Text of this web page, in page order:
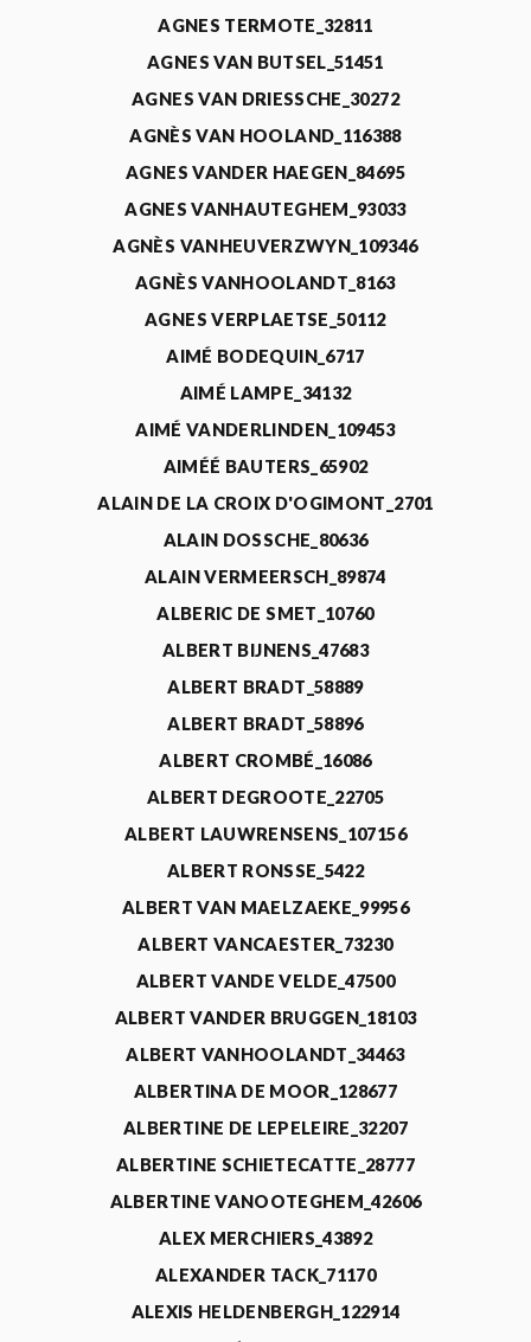
AGNES TERMOTE_32811
AGNES VAN BUTSEL_51451
AGNES VAN DRIESSCHE_30272
AGNÈS VAN HOOLAND_116388
AGNES VANDER HAEGEN_84695
AGNES VANHAUTEGHEM_93033
AGNÈS VANHEUVERZWYN_109346
AGNÈS VANHOOLANDT_8163
AGNES VERPLAETSE_50112
AIMÉ BODEQUIN_6717
AIMÉ LAMPE_34132
AIMÉ VANDERLINDEN_109453
AIMÉÉ BAUTERS_65902
ALAIN DE LA CROIX D'OGIMONT_2701
ALAIN DOSSCHE_80636
ALAIN VERMEERSCH_89874
ALBERIC DE SMET_10760
ALBERT BIJNENS_47683
ALBERT BRADT_58889
ALBERT BRADT_58896
ALBERT CROMBÉ_16086
ALBERT DEGROOTE_22705
ALBERT LAUWRENSENS_107156
ALBERT RONSSE_5422
ALBERT VAN MAELZAEKE_99956
ALBERT VANCAESTER_73230
ALBERT VANDE VELDE_47500
ALBERT VANDER BRUGGEN_18103
ALBERT VANHOOLANDT_34463
ALBERTINA DE MOOR_128677
ALBERTINE DE LEPELEIRE_32207
ALBERTINE SCHIETECATTE_28777
ALBERTINE VANOOTEGHEM_42606
ALEX MERCHIERS_43892
ALEXANDER TACK_71170
ALEXIS HELDENBERGH_122914